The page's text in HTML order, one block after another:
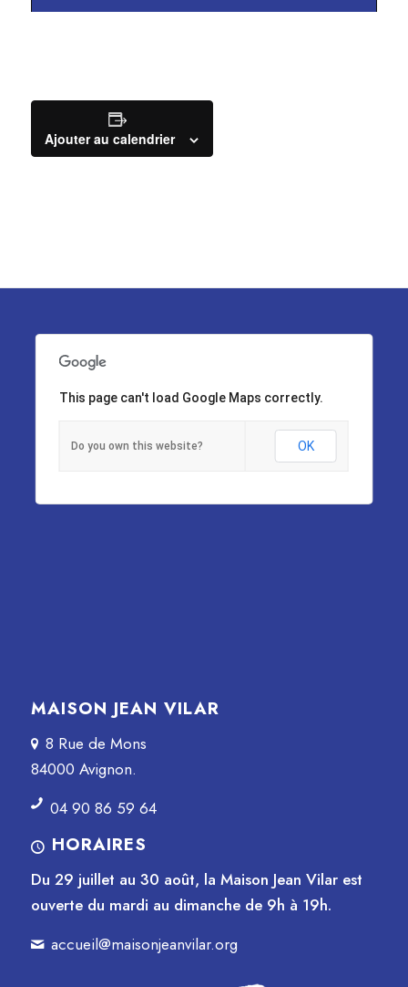
Ajouter au calendrier
This page can't load Google Maps correctly.
Do you own this website? OK
MAISON JEAN VILAR
8 Rue de Mons
84000 Avignon.
04 90 86 59 64
HORAIRES
Du 29 juillet au 30 août, la Maison Jean Vilar est
ouverte du mardi au dimanche de 9h à 19h.
accueil@maisonjeanvilar.org